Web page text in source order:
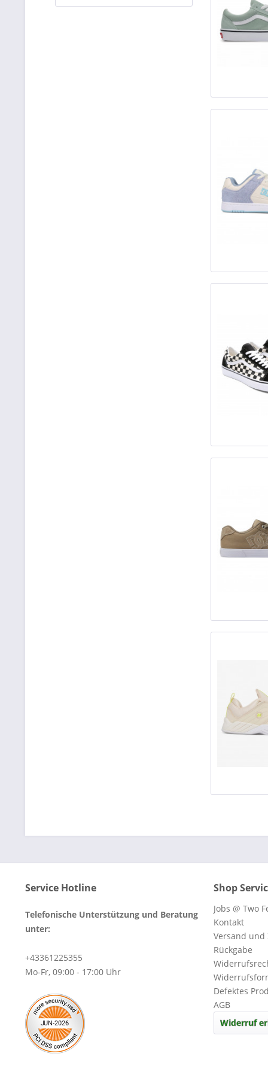
39
Service Hotline
Telefonische Unterstützung und Beratung
unter:
+43361225355
Mo-Fr, 09:00 - 17:00 Uhr
Shop
Jobs @ Two
Kontakt
Versand
Rückgabe
Defektes
AGB
Widerruf